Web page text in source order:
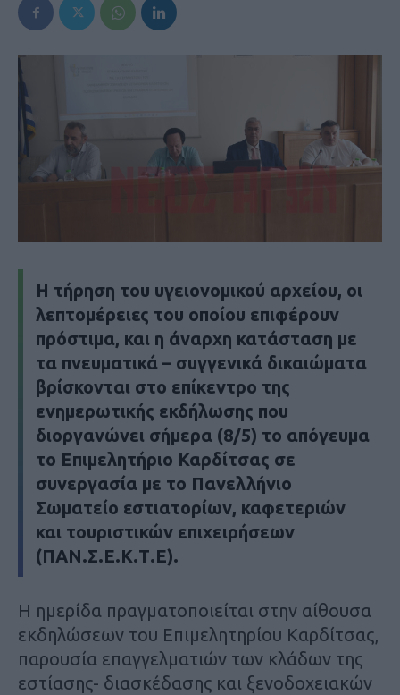
Η τήρηση του υγειονομικού αρχείου, οι
λεπτομέρειες του οποίου επιφέρουν
πρόστιμα, και η άναρχη κατάσταση με
τα πνευματικά – συγγενικά δικαιώματα
βρίσκονται στο επίκεντρο της
ενημερωτικής εκδήλωσης που
διοργανώνει σήμερα (8/5) το απόγευμα
το Επιμελητήριο Καρδίτσας σε
συνεργασία με το Πανελλήνιο
Σωματείο εστιατορίων, καφετεριών
και τουριστικών επιχειρήσεων
(ΠΑΝ.Σ.Ε.Κ.Τ.Ε).
Η ημερίδα πραγματοποιείται στην αίθουσα
εκδηλώσεων του Επιμελητηρίου Καρδίτσας,
παρουσία επαγγελματιών των κλάδων της
εστίασης- διασκέδασης και ξενοδοχειακών